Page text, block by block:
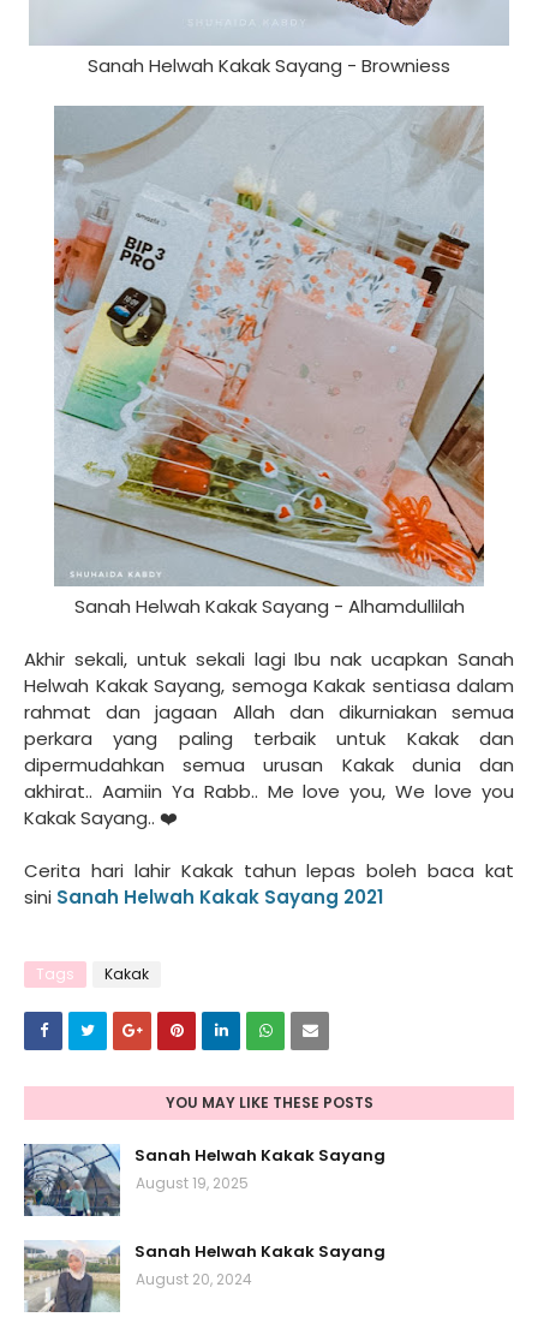
Sanah Helwah Kakak Sayang - Browniess
Sanah Helwah Kakak Sayang - Alhamdullilah
Akhir sekali, untuk sekali lagi Ibu nak ucapkan Sanah
Helwah Kakak Sayang, semoga Kakak sentiasa dalam
rahmat dan jagaan Allah dan dikurniakan semua
perkara yang paling terbaik untuk Kakak dan
dipermudahkan semua urusan Kakak dunia dan
akhirat.. Aamiin Ya Rabb.. Me love you, We love you
Kakak Sayang.. ❤️
Cerita hari lahir Kakak tahun lepas boleh baca kat
sini Sanah Helwah Kakak Sayang 2021
Tags Kakak
YOU MAY LIKE THESE POSTS
Sanah Helwah Kakak Sayang
August 19, 2025
Sanah Helwah Kakak Sayang
August 20, 2024